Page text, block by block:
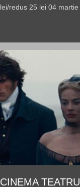
redus 25 lei 04 martie